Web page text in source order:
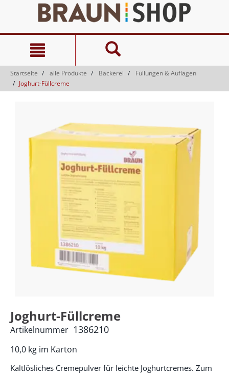
springen
Navigationsmenü
springen
Startseite alle Produkte Bäckerei
Füllungen & Auflagen
Joghurt-Füllcreme
Joghurt-Füllcreme
10,0 kg im Karton
Artikelnummer 1386210
Kaltlösliches Cremepulver für leichte Joghurtcremes. Zum